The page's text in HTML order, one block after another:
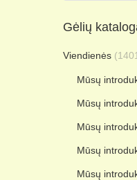
Gėlių
Viendienės
Mūsų
Mūsų
Mūsų
Mūsų
Mūsų